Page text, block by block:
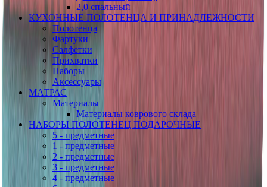
2,0 спальный
КУХОННЫЕ ПОЛОТЕНЦА И ПРИНАДЛЕЖНОСТИ
Полотенца
Фартуки
Салфетки
Прихватки
Наборы
Аксессуары
МАТРАС
Материалы
Материалы коврового склада
НАБОРЫ ПОЛОТЕНЕЦ ПОДАРОЧНЫЕ
5 - предметные
1 - предметные
2 - предметные
3 - предметные
4 - предметные